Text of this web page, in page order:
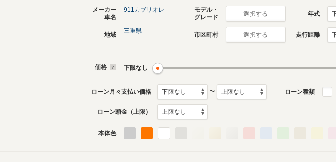
911カブリオレのカタログを見る
メーカー
車名
911カブリオレ
モデル・
グレード
選択する 年式
地域
三重県
市区町村 選択する 走行距離
価格 下限なし
ローン月々支払い価格 〜 ローン種類
ローン頭金（上限）
本体色